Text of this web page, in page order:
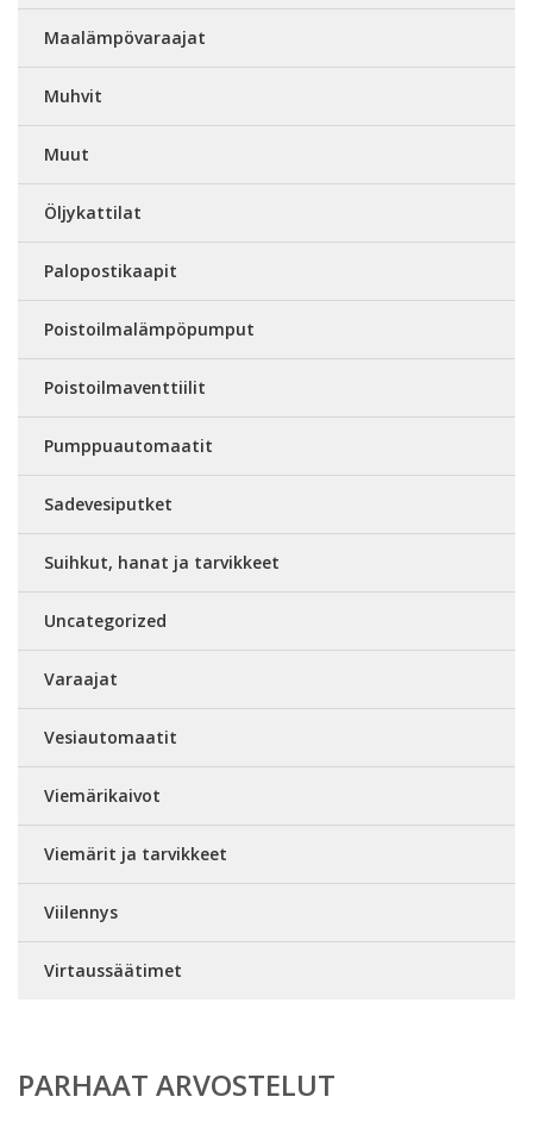
Maalämpövaraajat
Muhvit
Muut
Öljykattilat
Palopostikaapit
Poistoilmalämpöpumput
Poistoilmaventtiilit
Pumppuautomaatit
Sadevesiputket
Suihkut, hanat ja tarvikkeet
Uncategorized
Varaajat
Vesiautomaatit
Viemärikaivot
Viemärit ja tarvikkeet
Viilennys
Virtaussäätimet
PARHAAT ARVOSTELUT